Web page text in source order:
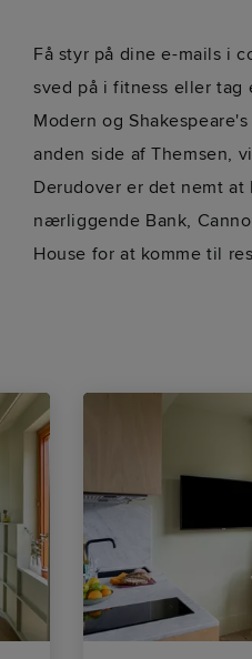
Få styr på dine e-mails i
sved på i fitness eller tag
Modern og
anden side af Themsen,
Derudover er det nemt at
nærliggende Bank,
House for at komme til